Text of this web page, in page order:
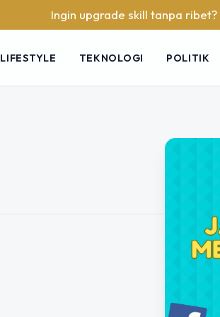
Ingin upgrade skill tanpa ribet?
LIFESTYLE TEKNOLOGI POLITIK